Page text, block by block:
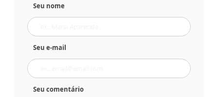
Seu nome
Seu e-mail
Seu comentário